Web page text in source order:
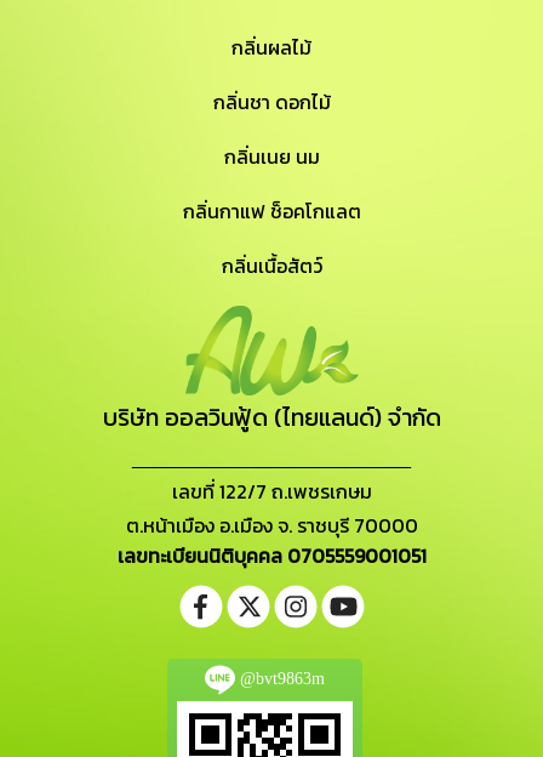
กลิ่นผลไม้
กลิ่นชา ดอกไม้
กลิ่นเนย นม
กลิ่นกาแฟ ช็อคโกแลต
กลิ่นเนื้อสัตว์
บริษัท ออลวินฟู้ด (ไทยแลนด์) จำกัด
เลขที่ 122/7 ถ.เพชรเกษม
ต.หน้าเมือง อ.เมือง จ. ราชบุรี 70000
เลขทะเบียนนิติบุคคล 0705559001051
@bvt9863m